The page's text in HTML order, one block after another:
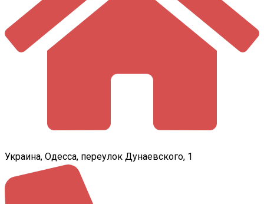
Украина, Одесса, переулок Дунаевского, 1